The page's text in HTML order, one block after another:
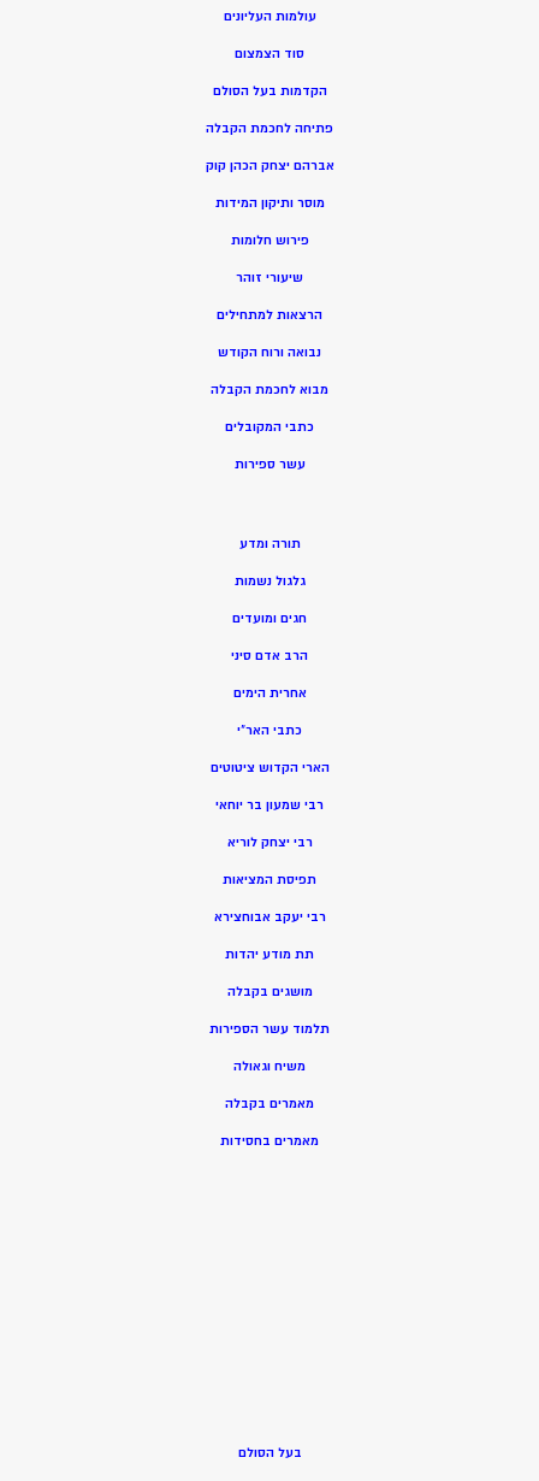
עולמות העליונים
סוד הצמצום
הקדמות בעל הסולם
פתיחה לחכמת הקבלה
אברהם יצחק הכהן קוק
מוסר ותיקון המידות
פירוש חלומות
שיעורי זוהר
הרצאות למתחילים
נבואה ורוח הקודש
מבוא לחכמת הקבלה
כתבי המקובלים
עשר ספירות
תורה ומדע
גלגול נשמות
חגים ומועדים
הרב אדם סיני
אחרית הימים
כתבי האר”י
הארי הקדוש ציטוטים
רבי שמעון בר יוחאי
רבי יצחק לוריא
תפיסת המציאות
רבי יעקב אבוחצירא
תת מודע יהדות
מושגים בקבלה
תלמוד עשר הספירות
משיח וגאולה
מאמרים בקבלה
מאמרים בחסידות
בעל הסולם